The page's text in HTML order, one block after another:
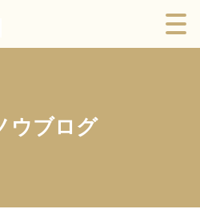
ウブログ